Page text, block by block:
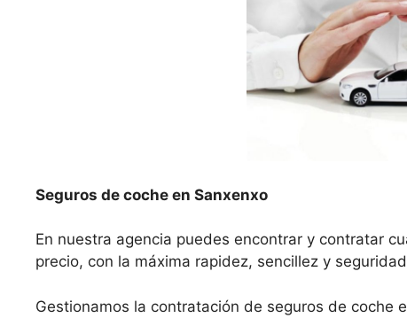
Seguros de coche en Sanxenxo
En nuestra agencia puedes encontrar y contratar
precio, con la máxima rapidez, sencillez y
Gestionamos la contratación de seguros de coche